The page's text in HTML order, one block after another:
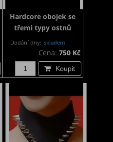
Hardcore obojek se
třemi typy ostnů
Dodání dny: skladem
Cena:750 Kč
Koupit